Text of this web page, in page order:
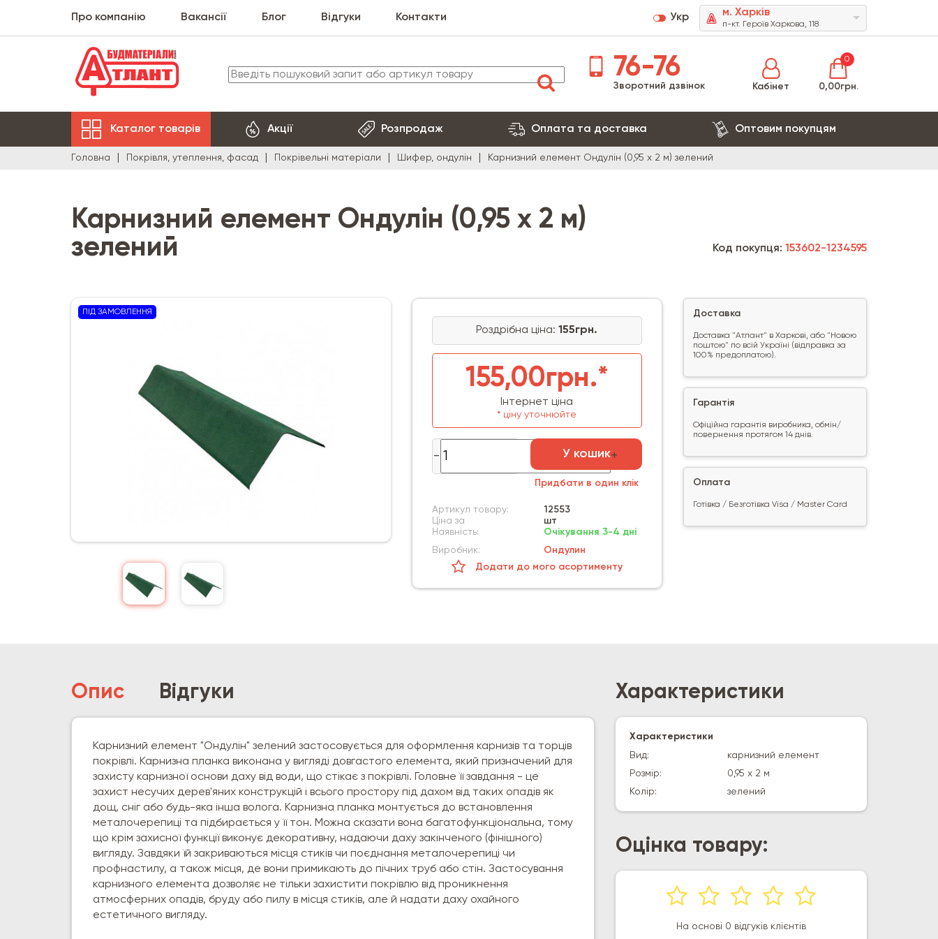
Про компанію Вакансії Блог Відгуки Контакти Укр м. Харків
п-кт. Героїв Харкова, 118
76-76
Зворотний дзвінок Кабінет
0
0,00грн.
Каталог товарів Акції Розпродаж Оплата та доставка Оптовим покупцям
Головна Покрівля, утеплення, фасад Покрівельні матеріали Шифер, ондулін Карнизний елемент Ондулін (0,95 х 2 м) зелений
Карнизний елемент Ондулін (0,95 х 2 м)
зелений
ПІД ЗАМОВЛЕННЯ
Роздрібна ціна:155грн.
155,00грн.*
Інтернет ціна
* ціну уточнюйте
У кошик
Придбати в один клік
Артикул товару:
12553
Ціна за
шт
Наявність:
Очікування 3-4 дні
Виробник:
Ондулин
Додати до мого асортименту
Код покупця: 153602-1234595
Доставка
Доставка "Атлант" в Харкові, або "Новою
поштою" по всій Україні (відправка за
100% предоплатою).
Гарантія
Офіційна гарантія виробника, обмін/
повернення протягом 14 днів.
Оплата
Готівка / Безготівка Visa / Master Card
Опис Відгуки
Карнизний елемент "Ондулін" зелений застосовується для оформлення карнизів та торців
покрівлі. Карнизна планка виконана у вигляді довгастого елемента, який призначений для
захисту карнизної основи даху від води, що стікає з покрівлі. Головне її завдання - це
захист несучих дерев'яних конструкцій і всього простору під дахом від таких опадів як
дощ, сніг або будь-яка інша волога. Карнизна планка монтується до встановлення
металочерепиці та підбирається у її тон. Можна сказати вона багатофункціональна, тому
що крім захисної функції виконує декоративну, надаючи даху закінченого (фінішного)
вигляду. Завдяки їй закриваються місця стиків чи поєднання металочерепиці чи
профнастилу, а також місця, де вони примикають до пічних труб або стін. Застосування
карнизного елемента дозволяє не тільки захистити покрівлю від проникнення
атмосферних опадів, бруду або пилу в місця стиків, але й надати даху охайного
естетичного вигляду.
Характеристики
Характеристики
Вид:
карнизний елемент
Розмір:
0,95 х 2 м
Колір:
зелений
Оцінка товару:
На основі 0 відгуків клієнтів